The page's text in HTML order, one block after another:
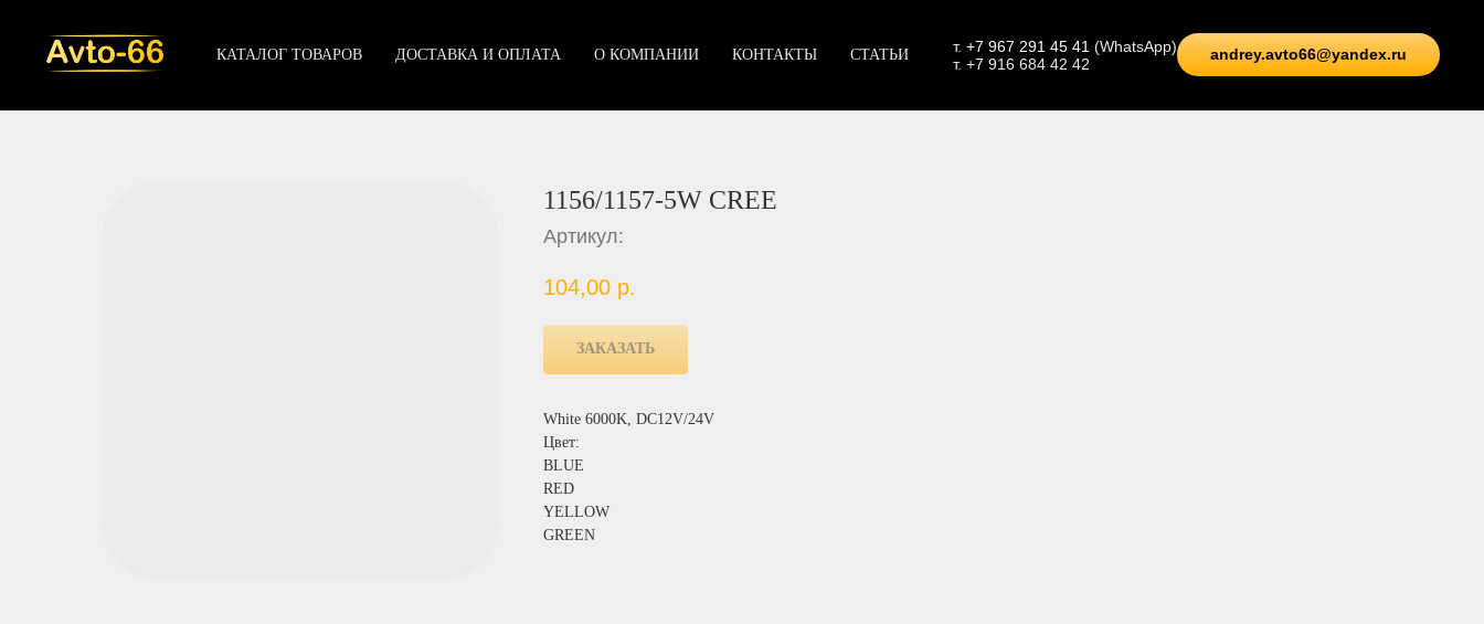
КАТАЛОГ ТОВАРОВ ДОСТАВКА И ОПЛАТА О КОМПАНИИ КОНТАКТЫ СТАТЬИ т. +7 967 291 45 41 (WhatsApp)
т. +7 916 684 42 42
andrey.avto66@yandex.ru
1156/1157-5W CREE
Артикул:
104,00 р.
ЗАКАЗАТЬ
White 6000K, DC12V/24V
Цвет:
BLUE
RED
YELLOW
GREEN